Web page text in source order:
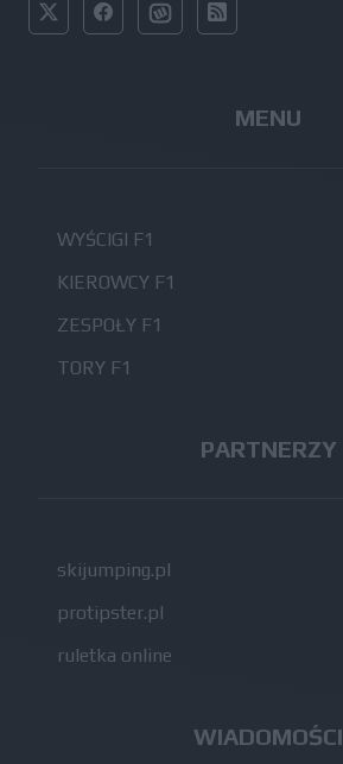
MENU
WYŚCIGI F1
KIEROWCY F1
ZESPOŁY F1
TORY F1
PARTNERZY
skijumping.pl
protipster.pl
ruletka online
WIADOMOŚCI